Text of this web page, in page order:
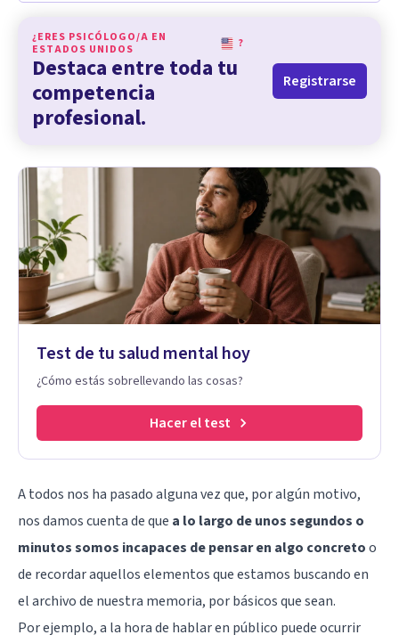
¿ERES PSICÓLOGO/A EN
ESTADOS UNIDOS
?
Destaca entre toda tu
competencia
profesional.
Registrarse
Test de tu salud mental hoy
¿Cómo estás sobrellevando las cosas?
Hacer el test
A todos nos ha pasado alguna vez que, por algún motivo,
nos damos cuenta de que a lo largo de unos segundos o
minutos somos incapaces de pensar en algo concretoo
de recordar aquellos elementos que estamos buscando en
el archivo de nuestra memoria, por básicos que sean.
Por ejemplo, a la hora de hablar en público puede ocurrir